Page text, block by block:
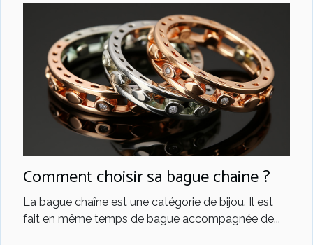
Comment choisir sa bague chaine ?
La bague chaîne est une catégorie de bijou. Il est
fait en même temps de bague accompagnée de...